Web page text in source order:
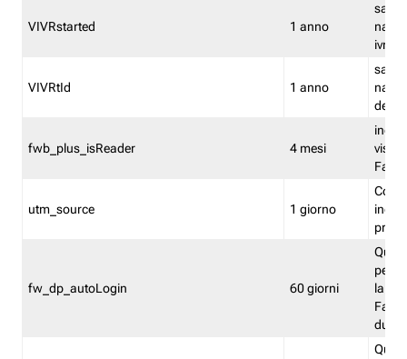
VIVRstarted 1 anno
salva
ivr
VIVRtId 1 anno
salva
del
fwb_plus_isReader 4 mesi
utm_source 1 giorno
fw_dp_autoLogin 60 giorni
la